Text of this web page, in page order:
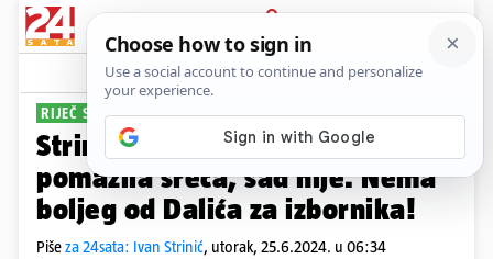
PRIJAVA
Sport Komentari
RIJEČ STRUČNJAKA PLUS+
Strinić za 24sata: Ranije nas je
pomazila sreća, sad nije. Nema
boljeg od Dalića za izbornika!
Pišeza 24sata: Ivan Strinić, utorak, 25.6.2024. u 06:34